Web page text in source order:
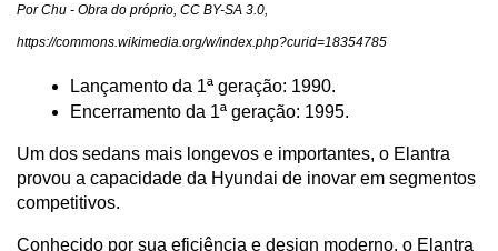
Por Chu - Obra do próprio, CC BY-SA 3.0,
https://commons.wikimedia.org/w/index.php?curid=18354785
Lançamento da 1ª geração: 1990.
Encerramento da 1ª geração: 1995.
Um dos sedans mais longevos e importantes, o Elantra
provou a capacidade da Hyundai de inovar em segmentos
competitivos.
Conhecido por sua eficiência e design moderno, o Elantra